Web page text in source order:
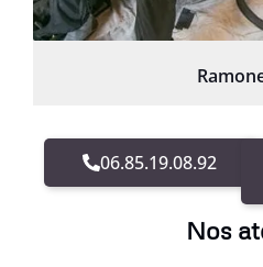
06.85.19.08.92
Nos